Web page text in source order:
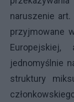
naruszenie
przyjmowane
jednomyślnie
struktury